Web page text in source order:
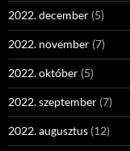
2022. december (5)
2022. november (7)
2022. október (5)
2022. szeptember (7)
2022. augusztus (12)